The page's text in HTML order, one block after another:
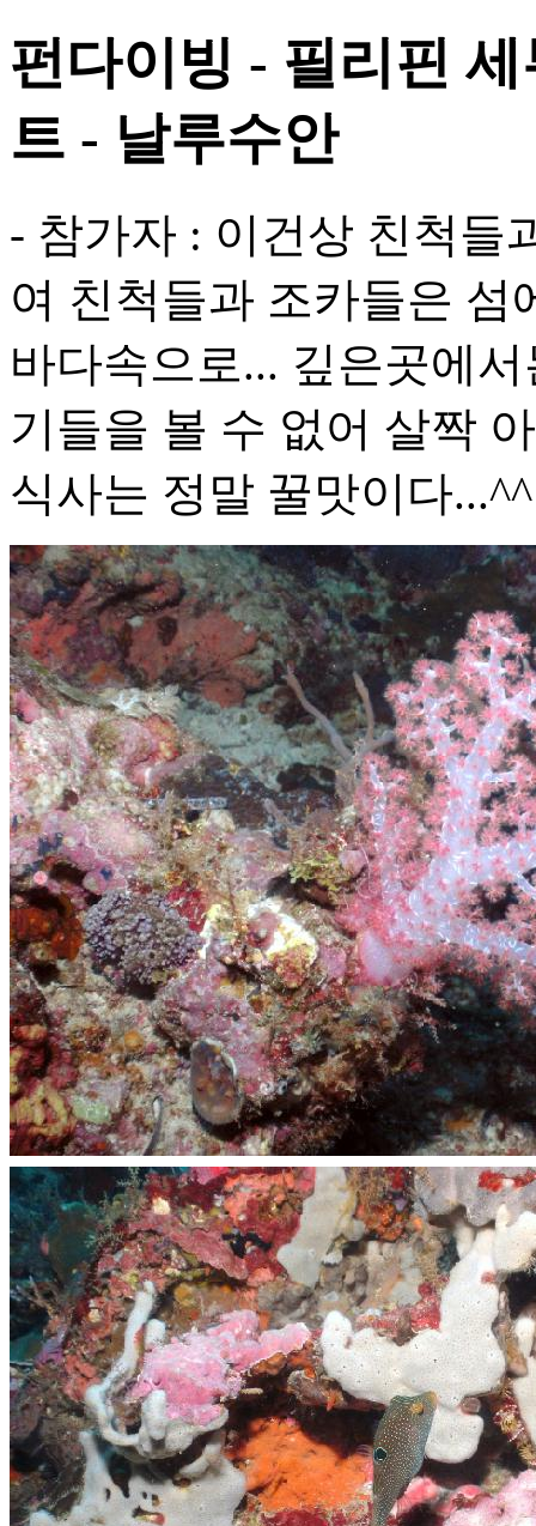
펀다이빙 - 필리핀
트 - 날루수안
- 참가자 : 이건상 친척들
여 친척들과 조카들은
바다속으로... 깊은곳에
기들을 볼 수 없어 살짝
식사는 정말 꿀맛이다...^^